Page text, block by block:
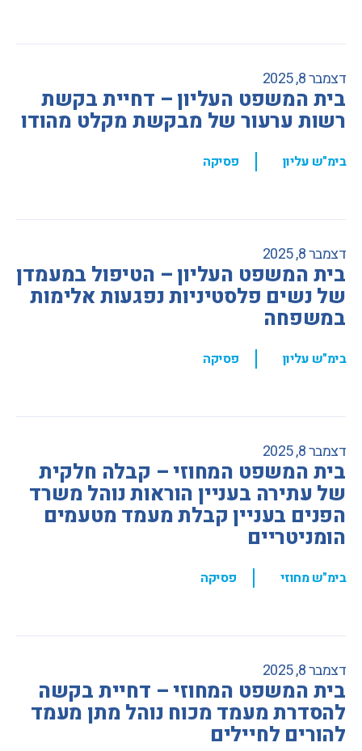
דצמבר 8, 2025
בית המשפט העליון – דחיית בקשת
רשות ערעור של מבקשת מקלט מהודו
בימ"ש עליון , פסיקה
דצמבר 8, 2025
בית המשפט העליון – הטיפול במעמדן
של נשים פלסטיניות נפגעות אלימות
במשפחה
בימ"ש עליון , פסיקה
דצמבר 8, 2025
בית המשפט המחוזי – קבלה חלקית
של עתירה בעניין הוראות נוהל משרד
הפנים בעניין קבלת מעמד מטעמים
הומניטריים
בימ"ש מחוזי , פסיקה
דצמבר 8, 2025
בית המשפט המחוזי – דחיית בקשה
להסדרת מעמד מכוח נוהל מתן מעמד
להורים לחיילים